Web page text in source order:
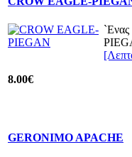
8.00€
GERONIMO APACHE